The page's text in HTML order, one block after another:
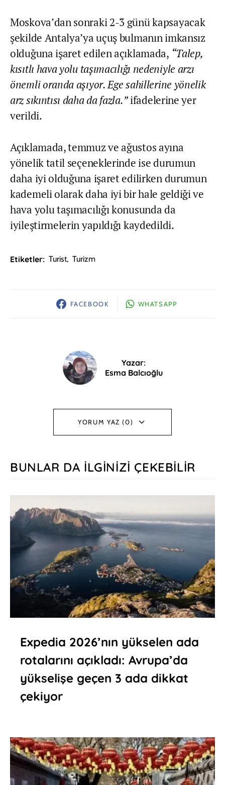
Moskova’dan sonraki 2-3 günü kapsayacak
şekilde Antalya’ya uçuş bulmanın imkansız
olduğuna işaret edilen açıklamada, “Talep,
kısıtlı hava yolu taşımacılığı nedeniyle arzı
önemli oranda aşıyor. Ege sahillerine yönelik
arz sıkıntısı daha da fazla.”ifadelerine yer
verildi.
Açıklamada, temmuz ve ağustos ayına
yönelik tatil seçeneklerinde ise durumun
daha iyi olduğuna işaret edilirken durumun
kademeli olarak daha iyi bir hale geldiği ve
hava yolu taşımacılığı konusunda da
iyileştirmelerin yapıldığı kaydedildi.
Etiketler: Turist, Turizm
FACEBOOK WHATSAPP
Yazar:
Esma Balcıoğlu
YORUM YAZ (0)
BUNLAR DA İLGINIZI ÇEKEBILIR
Expedia 2026’nın yükselen ada
rotalarını açıkladı: Avrupa’da
yükselişe geçen 3 ada dikkat
çekiyor